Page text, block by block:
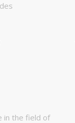
in the field of